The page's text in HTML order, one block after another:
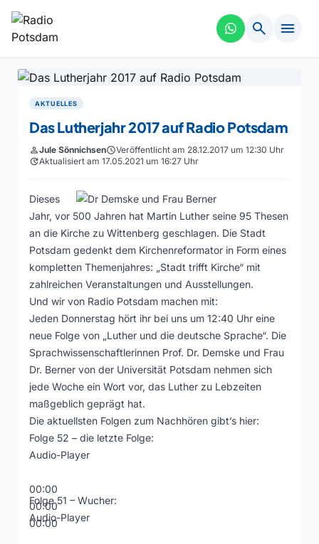
search menu
AKTUELLES
Das Lutherjahr 2017 auf Radio Potsdam
personJule SönnichsenscheduleVeröffentlicht am 28.12.2017 um 12:30 Uhr
updateAktualisiert am 17.05.2021 um 16:27 Uhr
Dieses
Jahr, vor 500 Jahren hat Martin Luther seine 95 Thesen
an die Kirche zu Wittenberg geschlagen. Die Stadt
Potsdam gedenkt dem Kirchenreformator in Form eines
kompletten Themenjahres: „Stadt trifft Kirche“ mit
zahlreichen Veranstaltungen und Ausstellungen.
Und wir von Radio Potsdam machen mit:
Jeden Donnerstag hört ihr bei uns um 12:40 Uhr eine
neue Folge von „Luther und die deutsche Sprache“. Die
Sprachwissenschaftlerinnen Prof. Dr. Demske und Frau
Dr. Berner von der Universität Potsdam nehmen sich
jede Woche ein Wort vor, das Luther zu Lebzeiten
maßgeblich geprägt hat.
Die aktuellsten Folgen zum Nachhören gibt’s hier:
Folge 52 – die letzte Folge:
Audio-Player
00:00
00:00
00:00
Folge 51 – Wucher:
Audio-Player